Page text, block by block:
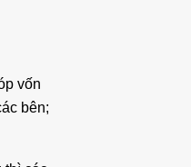
vốn
bên;